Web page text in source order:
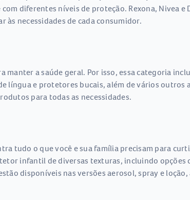
diferentes níveis de proteção. Rexona, Nivea e
às necessidades de cada consumidor.
manter a saúde geral. Por isso, essa categoria
língua e protetores bucais, além de vários outros
para todas as necessidades.
tudo o que você e sua família precisam para
infantil de diversas texturas, incluindo opções
disponíveis nas versões aerosol, spray e